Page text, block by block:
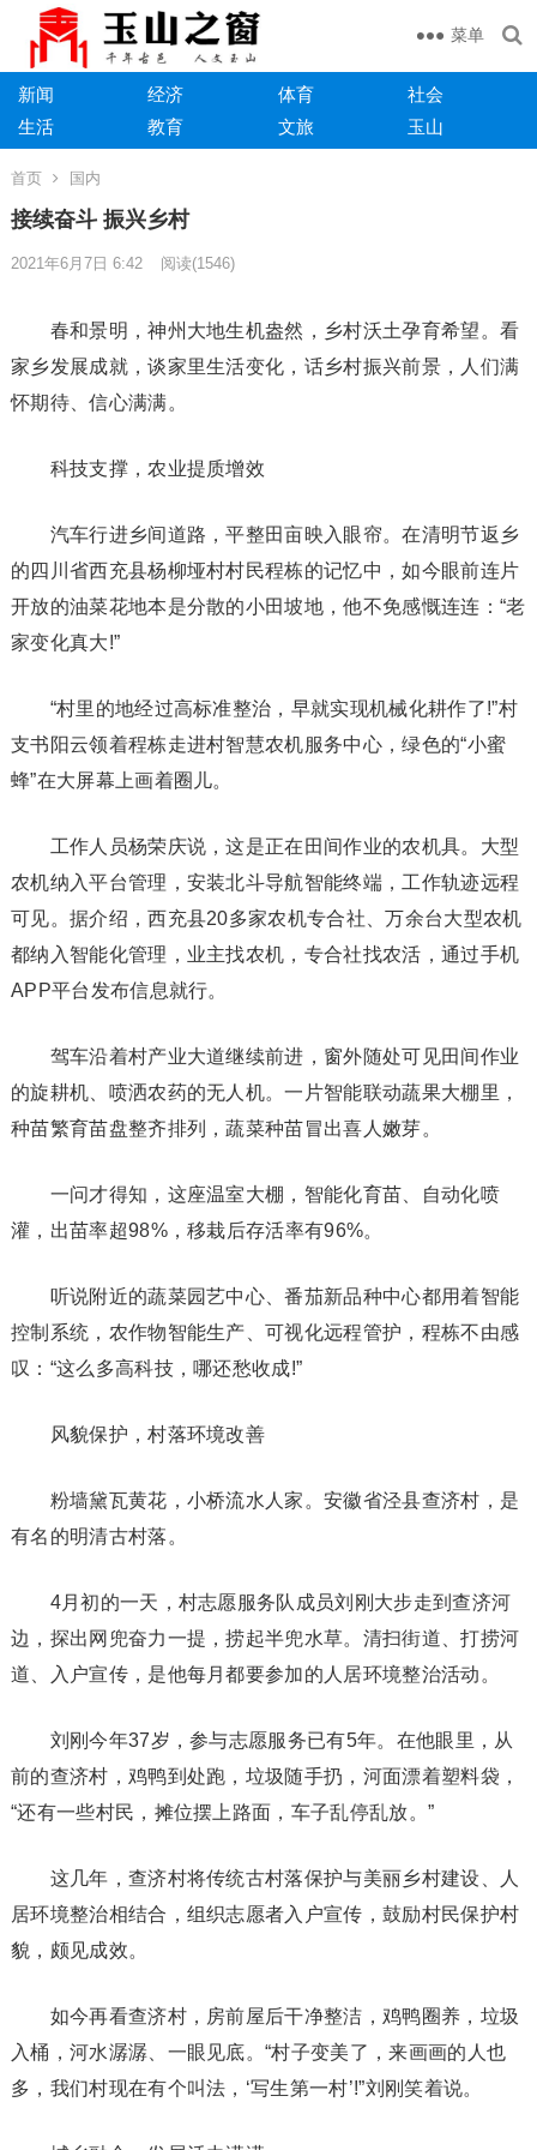
菜单
新闻 经济 体育
社会
生活
教育 文旅 玉山
首页 国内
接续奋斗 振兴乡村
2021年6月7日 6:42 阅读(1546)
春和景明，神州大地生机盎然，乡村沃土孕育希望。看
家乡发展成就，谈家里生活变化，话乡村振兴前景，人们满
怀期待、信心满满。
科技支撑，农业提质增效
汽车行进乡间道路，平整田亩映入眼帘。在清明节返乡
的四川省西充县杨柳垭村村民程栋的记忆中，如今眼前连片
开放的油菜花地本是分散的小田坡地，他不免感慨连连：“老
家变化真大!”
“村里的地经过高标准整治，早就实现机械化耕作了!”村
支书阳云领着程栋走进村智慧农机服务中心，绿色的“小蜜
蜂”在大屏幕上画着圈儿。
工作人员杨荣庆说，这是正在田间作业的农机具。大型
农机纳入平台管理，安装北斗导航智能终端，工作轨迹远程
可见。据介绍，西充县20多家农机专合社、万余台大型农机
都纳入智能化管理，业主找农机，专合社找农活，通过手机
APP平台发布信息就行。
驾车沿着村产业大道继续前进，窗外随处可见田间作业
的旋耕机、喷洒农药的无人机。一片智能联动蔬果大棚里，
种苗繁育苗盘整齐排列，蔬菜种苗冒出喜人嫩芽。
一问才得知，这座温室大棚，智能化育苗、自动化喷
灌，出苗率超98%，移栽后存活率有96%。
听说附近的蔬菜园艺中心、番茄新品种中心都用着智能
控制系统，农作物智能生产、可视化远程管护，程栋不由感
叹：“这么多高科技，哪还愁收成!”
风貌保护，村落环境改善
粉墙黛瓦黄花，小桥流水人家。安徽省泾县查济村，是
有名的明清古村落。
4月初的一天，村志愿服务队成员刘刚大步走到查济河
边，探出网兜奋力一提，捞起半兜水草。清扫街道、打捞河
道、入户宣传，是他每月都要参加的人居环境整治活动。
刘刚今年37岁，参与志愿服务已有5年。在他眼里，从
前的查济村，鸡鸭到处跑，垃圾随手扔，河面漂着塑料袋，
“还有一些村民，摊位摆上路面，车子乱停乱放。”
这几年，查济村将传统古村落保护与美丽乡村建设、人
居环境整治相结合，组织志愿者入户宣传，鼓励村民保护村
貌，颇见成效。
如今再看查济村，房前屋后干净整洁，鸡鸭圈养，垃圾
入桶，河水潺潺、一眼见底。“村子变美了，来画画的人也
多，我们村现在有个叫法，‘写生第一村’!”刘刚笑着说。